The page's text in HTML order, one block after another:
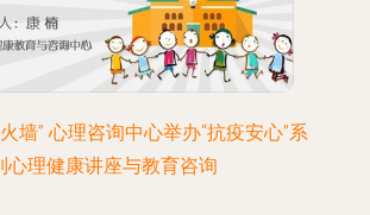
墙” 心理咨询中心举办“抗疫安心”系
心理健康讲座与教育咨询